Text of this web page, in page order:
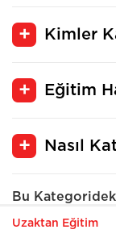
Kimler
Eğitim
Nasıl
Bu
Uzaktan Eğitim